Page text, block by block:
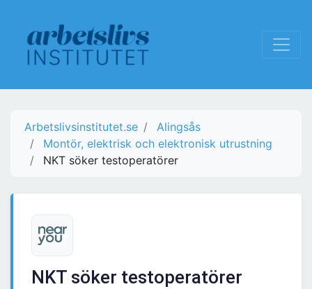
Arbetslivsinstitutet.se
Alingsås
Montör, elektrisk och elektronisk utrustning
NKT söker testoperatörer
NKT söker testoperatörer